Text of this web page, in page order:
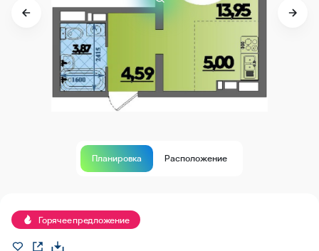
Планировка Расположение
Горячее предложение